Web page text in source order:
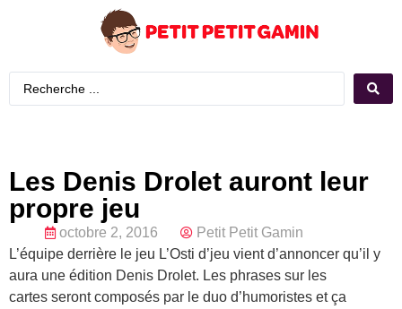
Les Denis Drolet auront leur
propre jeu
octobre 2, 2016
Petit Petit Gamin
L’équipe derrière le jeu L’Osti d’jeu vient d’annoncer qu’il y
aura une édition Denis Drolet. Les phrases sur les
cartes seront composés par le duo d’humoristes et ça